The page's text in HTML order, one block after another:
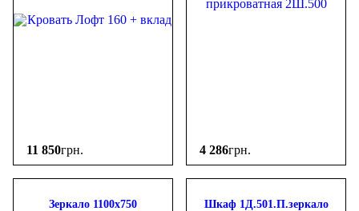
11 850грн. 4 286грн.
Зеркало 1100х750 Шкаф 1Д.501.П.зеркало